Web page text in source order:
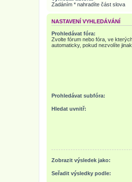
Zadáním * nahradíte část slova
NASTAVENÍ VYHLEDÁVÁNÍ
Prohledávat fóra:
Zvolte fórum nebo fóra, ve
automaticky, pokud nezvolíte jinak.
Prohledávat subfóra:
Hledat uvnitř:
Zobrazit výsledek jako:
Seřadit výsledky podle: